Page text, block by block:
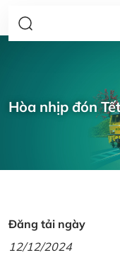
Hòa nhịp đón
Đăng tải ngày
12/12/2024